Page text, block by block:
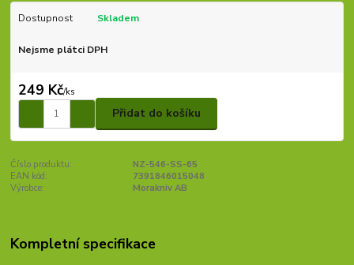
Dostupnost Skladem
Nejsme plátci DPH
249 Kč/ks
Přidat do košíku
Číslo produktu:
NZ-546-SS-65
EAN kód:
7391846015048
Výrobce:
Morakniv AB
Kompletní specifikace